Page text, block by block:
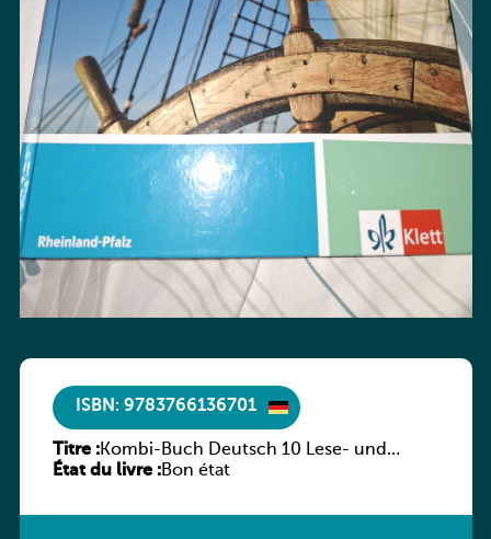
ISBN: 9783766136701
Titre :Kombi-Buch Deutsch 10 Lese- und
Sprachbuch
État du livre :Bon état